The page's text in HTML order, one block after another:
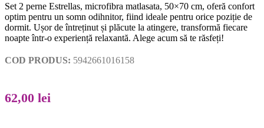
Set 2 perne Estrellas, microfibra matlasata, 50×70 cm, oferă confort
optim pentru un somn odihnitor, fiind ideale pentru orice poziție de
dormit. Ușor de întreținut și plăcute la atingere, transformă fiecare
noapte într-o experiență relaxantă. Alege acum să te răsfeți!
COD PRODUS: 5942661016158
62,00 lei